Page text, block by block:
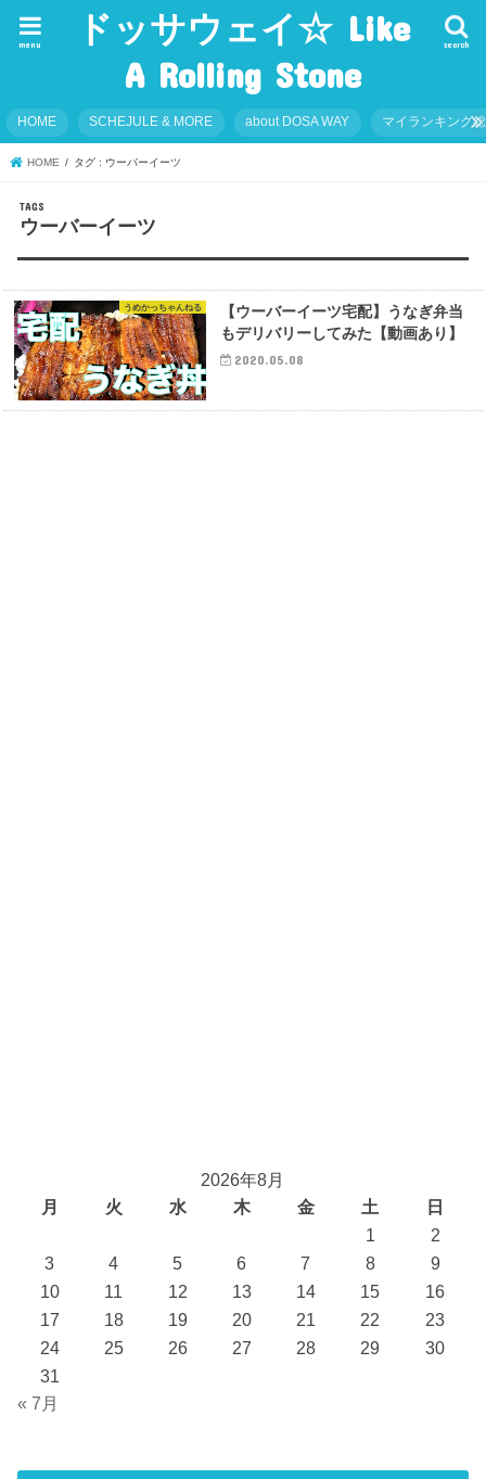
ドッサウェイ☆ Like
A Rolling Stone
search
menu
HOME SCHEJULE & MORE about DOSA WAY マイランキング
HOME タグ : ウーバーイーツ
ウーバーイーツ
うめかっちゃんねる
【ウーバーイーツ宅配】うなぎ弁当
もデリバリーしてみた【動画あり】
2020.05.08
2026年8月
月
火 水 木 金 土
日
1
2
3
4 5 6 7 8
9
10
11 12 13 14 15
16
17
18 19 20 21 22
23
24
25 26 27 28 29
30
31
« 7月